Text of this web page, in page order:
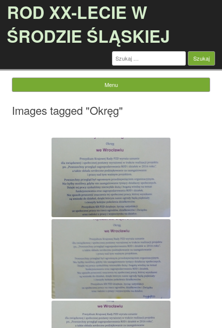
ROD XX-LECIE W
ŚRODZIE ŚLĄSKIEJ
Szukaj:
Menu
Images tagged "Okręg"